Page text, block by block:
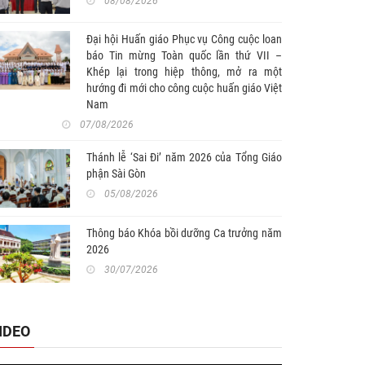
Đại hội Huấn giáo Phục vụ Công cuộc loan
báo Tin mừng Toàn quốc lần thứ VII –
Khép lại trong hiệp thông, mở ra một
hướng đi mới cho công cuộc huấn giáo Việt
Nam
07/08/2026
Thánh lễ ‘Sai Đi’ năm 2026 của Tổng Giáo
phận Sài Gòn
05/08/2026
Thông báo Khóa bồi dưỡng Ca trưởng năm
2026
30/07/2026